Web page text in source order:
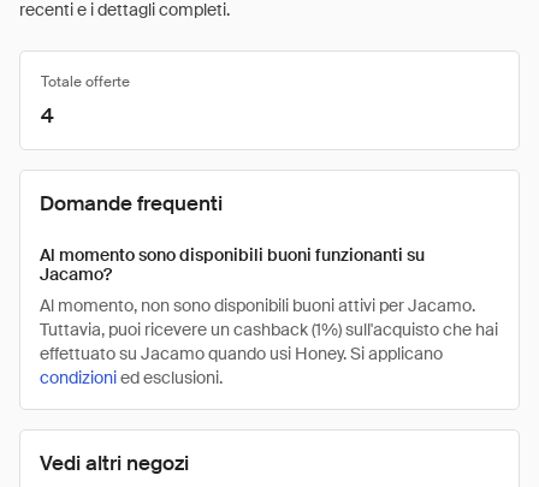
recenti e i dettagli completi.
Vedi altri negozi
Totale offerte
4
Domande frequenti
Al momento sono disponibili buoni funzionanti su
Jacamo?
Al momento, non sono disponibili buoni attivi per Jacamo.
Tuttavia, puoi ricevere un cashback (1%) sull'acquisto che hai
effettuato su Jacamo quando usi Honey. Si applicano
condizionied esclusioni.